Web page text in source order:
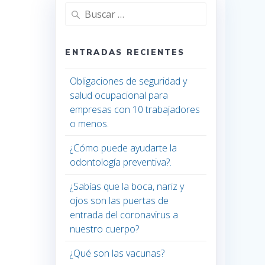
Buscar:
ENTRADAS RECIENTES
Obligaciones de seguridad y
salud ocupacional para
empresas con 10 trabajadores
o menos.
¿Cómo puede ayudarte la
odontología preventiva?.
¿Sabías que la boca, nariz y
ojos son las puertas de
entrada del coronavirus a
nuestro cuerpo?
¿Qué son las vacunas?